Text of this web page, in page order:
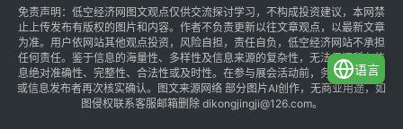
免责声明：低空经济网图文观点仅供交流探讨学习，不构成投资建议，本网禁
止上传发布有版权的图片和内容。作者不负责更新以往文章观点，以最新文章
为准。用户依网站其他观点投资，风险自担，责任自负，低空经济网站不承担
任何责任。鉴于信息的海量性、多样性及信息来源的复杂性，无法保证所有信
息绝对准确性、完整性、合法性或及时性。在参与展会活动前，务必与组织方
或信息发布者再次核实确认。图文来源网络 部分图片AI创作，无商业用途，如
图侵权联系客服邮箱删除 dikongjingji@126.com。
语言